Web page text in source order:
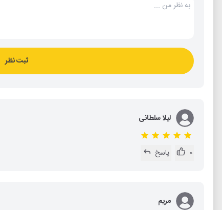
ثبت نظر
لیلا سلطانی
0 پاسخ
مریم